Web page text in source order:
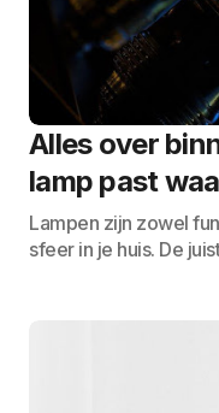
Alles over
lamp past
Lampen zijn zowel
sfeer in je huis. De